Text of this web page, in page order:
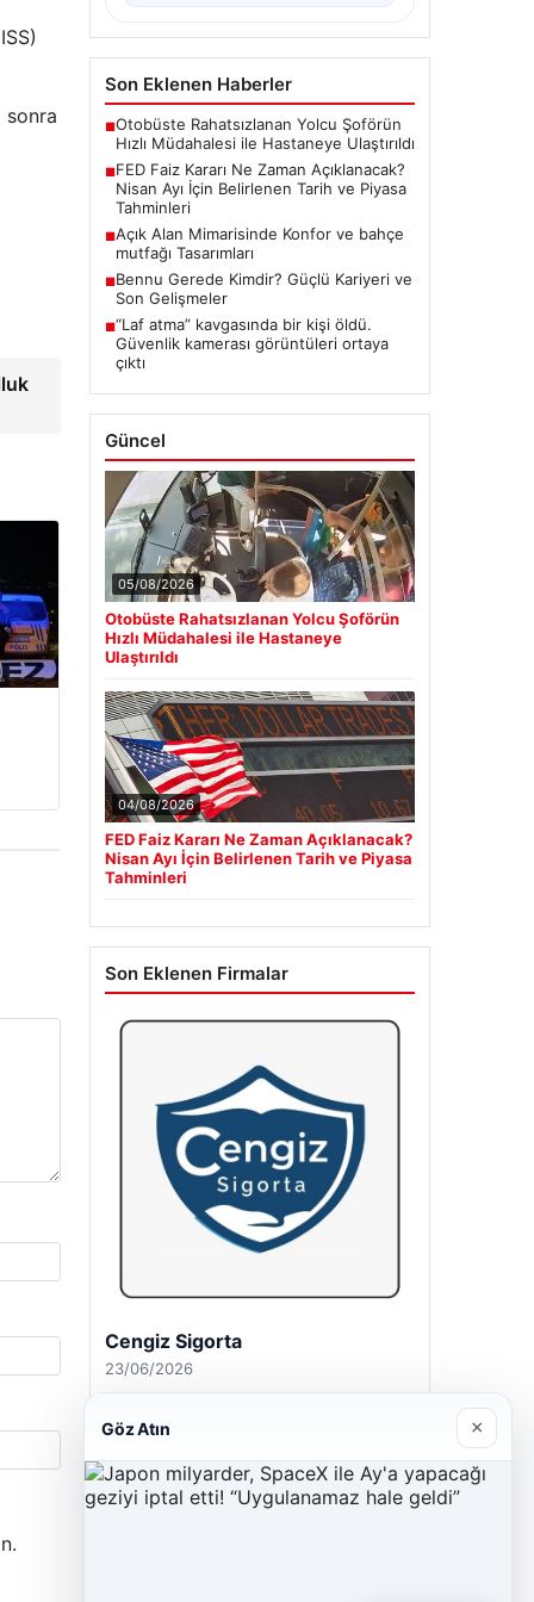
sonra
Son Eklenen Haberler
■Otobüste Rahatsızlanan Yolcu Şoförün
Hızlı Müdahalesi ile Hastaneye Ulaştırıldı
■FED Faiz Kararı Ne Zaman Açıklanacak?
Nisan Ayı İçin Belirlenen Tarih ve Piyasa
Tahminleri
■Açık Alan Mimarisinde Konfor ve bahçe
mutfağı Tasarımları
■Bennu Gerede Kimdir? Güçlü Kariyeri ve
Son Gelişmeler
■“Laf atma” kavgasında bir kişi öldü.
Güvenlik kamerası görüntüleri ortaya
çıktı
Güncel
05/08/2026
Otobüste Rahatsızlanan Yolcu Şoförün
Hızlı Müdahalesi ile Hastaneye
Ulaştırıldı
04/08/2026
FED Faiz Kararı Ne Zaman Açıklanacak?
Nisan Ayı İçin Belirlenen Tarih ve Piyasa
Tahminleri
Son Eklenen Firmalar
Cengiz Sigorta
23/06/2026
Göz Atın ×